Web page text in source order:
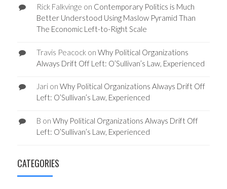
Rick Falkvinge on Contemporary Politics is Much
Better Understood Using Maslow Pyramid Than
The Economic Left-to-Right Scale
Travis Peacockon Why Political Organizations
Always Drift Off Left: O’Sullivan’s Law, Experienced
Jarion Why Political Organizations Always Drift Off
Left: O’Sullivan’s Law, Experienced
B on Why Political Organizations Always Drift Off
Left: O’Sullivan’s Law, Experienced
CATEGORIES